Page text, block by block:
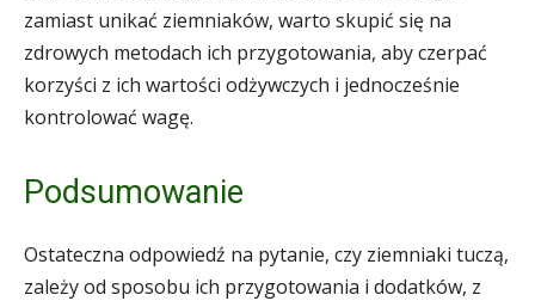
zamiast unikać ziemniaków, warto skupić się na
zdrowych metodach ich przygotowania, aby czerpać
korzyści z ich wartości odżywczych i jednocześnie
kontrolować wagę.
Podsumowanie
Ostateczna odpowiedź na pytanie, czy ziemniaki tuczą,
zależy od sposobu ich przygotowania i dodatków, z